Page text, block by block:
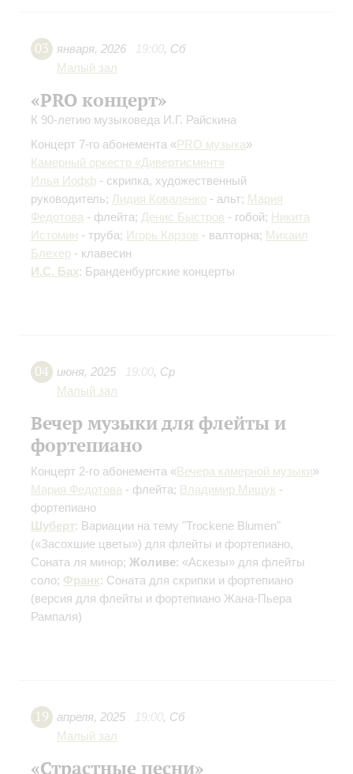
03 января, 2026 19:00, Сб
Малый зал
«PRO концерт»
К 90-летию музыковеда И.Г. Райскина
Концерт 7-го абонемента «PRO музыка»
Камерный оркестр «Дивертисмент»
Илья Иофф - скрипка, художественный
руководитель; Лидия Коваленко - альт; Мария
Федотова - флейта; Денис Быстров - гобой; Никита
Истомин - труба; Игорь Карзов - валторна; Михаил
Блехер - клавесин
И.С. Бах: Бранденбургские концерты
04 июня, 2025 19:00, Ср
Малый зал
Вечер музыки для флейты и
фортепиано
Концерт 2-го абонемента «Вечера камерной музыки»
Мария Федотова - флейта; Владимир Мищук -
фортепиано
Шуберт: Вариации на тему "Trockene Blumen"
(«Засохшие цветы») для флейты и фортепиано,
Соната ля минор; Жоливе: «Аскезы» для флейты
соло; Франк: Соната для скрипки и фортепиано
(версия для флейты и фортепиано Жана-Пьера
Рампаля)
19 апреля, 2025 19:00, Сб
Малый зал
«Страстные песни»